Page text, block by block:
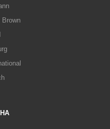
Brown